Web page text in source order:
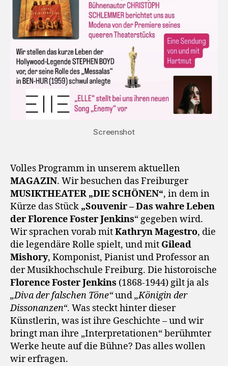
Screenshot
Volles Programm in unserem aktuellen
MAGAZIN. Wir besuchen das Freiburger
MUSIKTHEATER „DIE SCHÖNEN“, in dem in
Kürze das Stück „Souvenir – Das wahre Leben
der Florence Foster Jenkins“ gegeben wird.
Wir sprachen vorab mitKathryn Magestro, die
die legendäre Rolle spielt, und mit Gilead
Mishory, Komponist, Pianist und Professor an
der Musikhochschule Freiburg. Die historoische
Florence Foster Jenkins (1868-1944) gilt ja als
„Diva der falschen Töne“und„Königin der
Dissonanzen“. Was steckt hinter dieser
Künstlerin, was ist ihre Geschichte – und wir
bringt man ihre „Interpretationen“ berühmter
Werke heute auf die Bühne? Das alles wollen
wir erfragen.